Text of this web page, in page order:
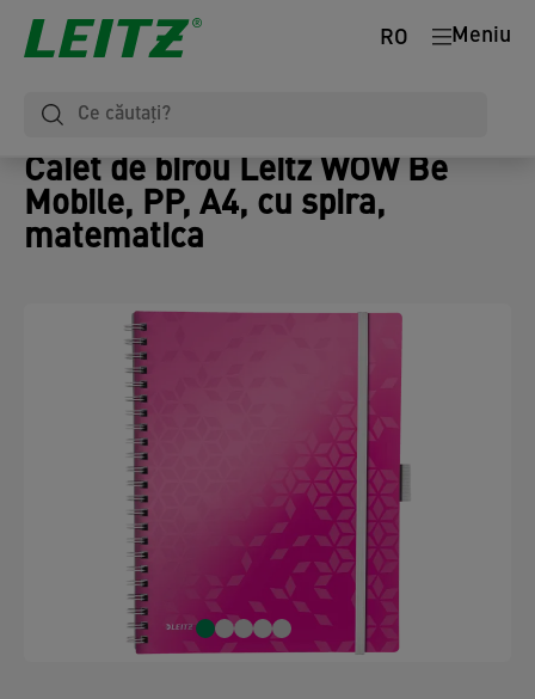
Meniu
RO
Caiet de birou Leitz WOW Be
Mobile, PP, A4, cu spira,
matematica